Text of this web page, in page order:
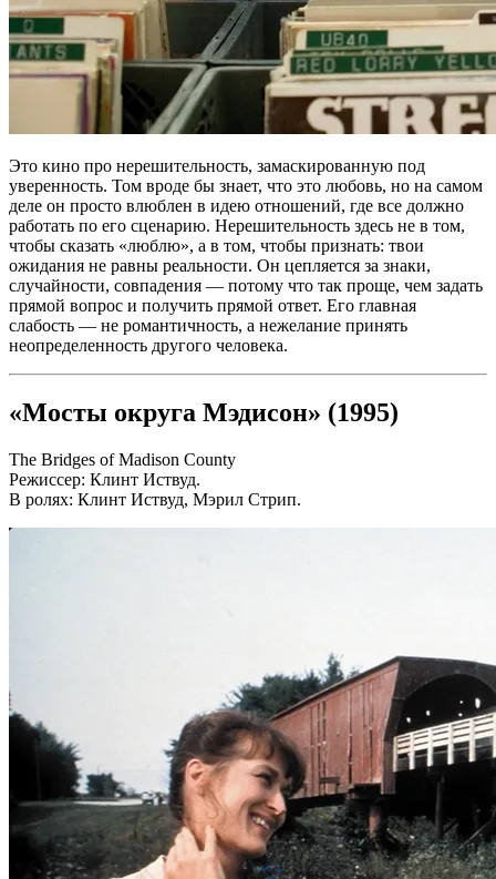
Это кино про нерешительность, замаскированную под
уверенность. Том вроде бы знает, что это любовь, но на самом
деле он просто влюблен в идею отношений, где все должно
работать по его сценарию. Нерешительность здесь не в том,
чтобы сказать «люблю», а в том, чтобы признать: твои
ожидания не равны реальности. Он цепляется за знаки,
случайности, совпадения — потому что так проще, чем задать
прямой вопрос и получить прямой ответ. Его главная
слабость — не романтичность, а нежелание принять
неопределенность другого человека.
«Мосты округа Мэдисон» (1995)
The Bridges of Madison County
Режиссер: Клинт Иствуд.
В ролях: Клинт Иствуд, Мэрил Стрип.